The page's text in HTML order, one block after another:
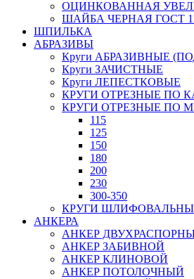
ОЦИНКОВАННАЯ
ШАЙБА ЧЕРНАЯ ГОСТ
ШПИЛЬКА
АБРАЗИВЫ
Круги АБРАЗИВНЫЕ
Круги ЗАЧИСТНЫЕ
Круги ЛЕПЕСТКОВЫЕ
КРУГИ ОТРЕЗНЫЕ ПО
КРУГИ ОТРЕЗНЫЕ ПО
115
125
150
180
200
230
300-350
КРУГИ
АНКЕРА
АНКЕР
АНКЕР ЗАБИВНОЙ
АНКЕР КЛИНОВОЙ
АНКЕР ПОТОЛОЧНЫЙ